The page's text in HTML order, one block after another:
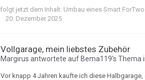
folgt jetzt dem Inhalt: Umbau eines Smart
20. Dezember 2025
Vollgarage, mein liebstes Zubehör
Margirus antwortete auf Bema119's Thema
Vor knapp 4 Jahren kaufte ich diese